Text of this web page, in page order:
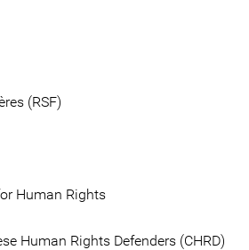
(RSF)
Human Rights
Human Rights Defenders (CHRD)